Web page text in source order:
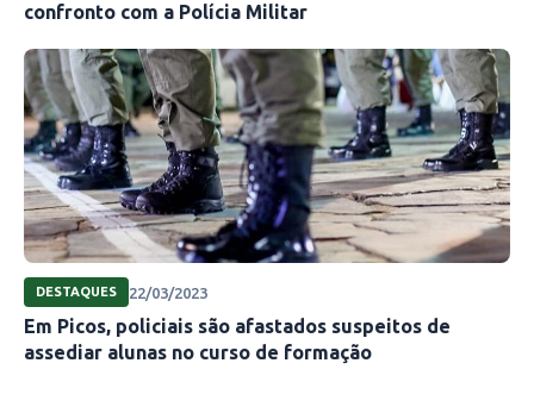
confronto com a Polícia Militar
DESTAQUES 22/03/2023
Em Picos, policiais são afastados suspeitos de
assediar alunas no curso de formação